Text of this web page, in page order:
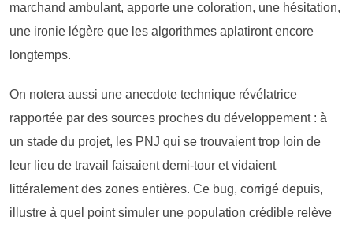
marchand ambulant, apporte une coloration, une hésitation,
une ironie légère que les algorithmes aplatiront encore
longtemps.
On notera aussi une anecdote technique révélatrice
rapportée par des sources proches du développement : à
un stade du projet, les PNJ qui se trouvaient trop loin de
leur lieu de travail faisaient demi-tour et vidaient
littéralement des zones entières. Ce bug, corrigé depuis,
illustre à quel point simuler une population crédible relève